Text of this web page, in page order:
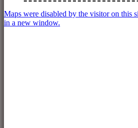
Maps were disabled by the visitor on this
in a new window.